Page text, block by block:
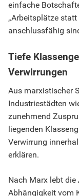
einfache
„Arbeitsplätze
anschlussfähig
Tiefe
Verwirrungen
Aus marxistischer
Industriestädten
zunehmend
liegenden
Verwirrung
erklären.
Nach Marx lebt
Abhängigkeit vom